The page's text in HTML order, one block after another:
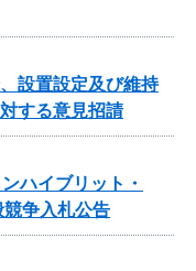
設置設定及び維持
する意見招請
ハイブリット・
争入札公告